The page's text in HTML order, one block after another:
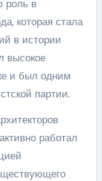
роль в
которая стала
в истории
высокое
и был одним
партии.
работал